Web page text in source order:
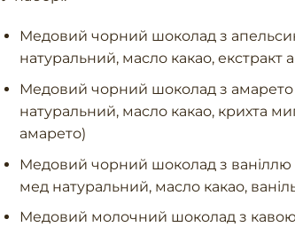
Медовий чорний шоколад з
натуральний, масло какао, екстракт
Медовий чорний шоколад з амарето
натуральний, масло какао, крихта
амарето)
Медовий чорний шоколад з ваніллю
мед натуральний, масло какао,
Медовий молочний шоколад з